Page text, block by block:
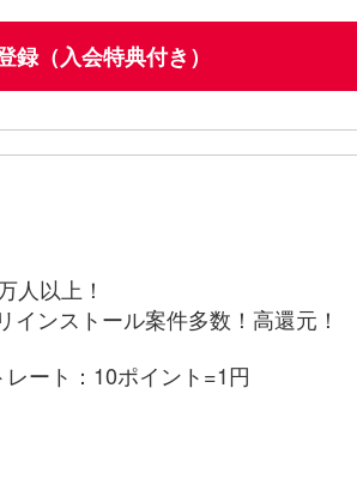
（入会特典付き）
人以上！
インストール案件多数！高還元！
ート：10ポイント=1円